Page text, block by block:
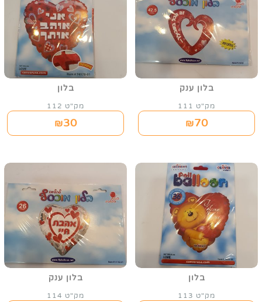
בלון ענק
מק"ט 111
₪70
בלון
מק"ט 112
₪30
בלון
מק"ט 113
בלון ענק
מק"ט 114